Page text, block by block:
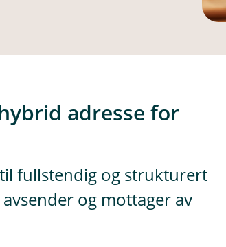
adresse for
fullstendig og strukturert
og mottager av